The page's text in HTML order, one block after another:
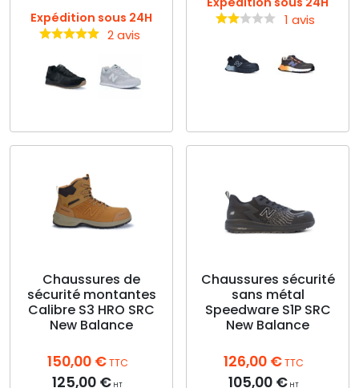
Expédition sous 24H
2 avis
produit
variations.
Les
options
choisies
sur
la
page
produit
1 avis
produit
a
Les
options
peuvent
sur
la
page
du
Chaussures de
sécurité montantes
Calibre S3 HRO SRC
New Balance
150,00 € TTC
125,00 € HT
Chaussures sécurité
sans métal
Speedware S1P SRC
New Balance
126,00 €TTC
105,00 € HT